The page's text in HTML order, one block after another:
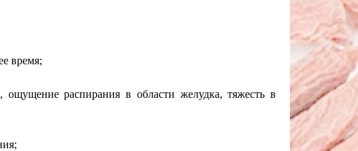
время;
ощущение распирания в области желудка, тяжесть в